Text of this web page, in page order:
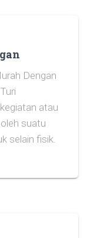
Dengan
atau
suatu
selain fisik.